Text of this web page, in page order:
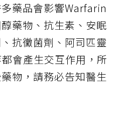
藥品會影響Warfarin
藥物、抗生素、安眠
抗黴菌劑、阿司匹靈
會產生交互作用，所
物，請務必告知醫生